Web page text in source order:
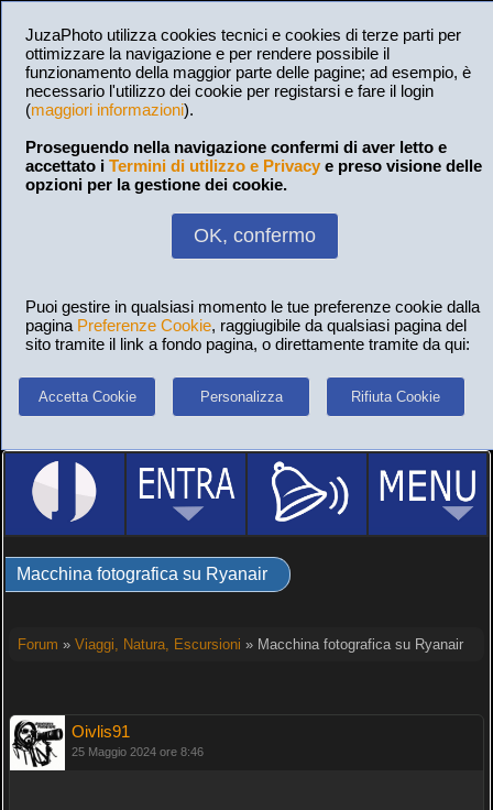
JuzaPhoto utilizza cookies tecnici e cookies di terze parti per
ottimizzare la navigazione e per rendere possibile il
funzionamento della maggior parte delle pagine; ad esempio, è
necessario l'utilizzo dei cookie per registarsi e fare il login
(maggiori informazioni).
Proseguendo nella navigazione confermi di aver letto e
accettato i Termini di utilizzo e Privacy e preso visione delle
opzioni per la gestione dei cookie.
OK, confermo
Puoi gestire in qualsiasi momento le tue preferenze cookie dalla
pagina Preferenze Cookie, raggiugibile da qualsiasi pagina del
sito tramite il link a fondo pagina, o direttamente tramite da qui:
Accetta Cookie Personalizza Rifiuta Cookie
Macchina fotografica su Ryanair
Forum » Viaggi, Natura, Escursioni » Macchina fotografica su Ryanair
Oivlis91
25 Maggio 2024 ore 8:46